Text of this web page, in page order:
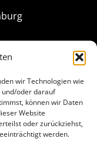
wir Technologien wie
und/oder darauf
können wir Daten
Website
oder zurückziehst,
werden.